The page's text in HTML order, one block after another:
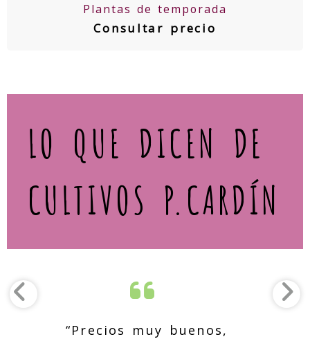
Plantas de temporada
Consultar precio
LO QUE DICEN DE
CULTIVOS P.CARDÍN
“Precios muy buenos,